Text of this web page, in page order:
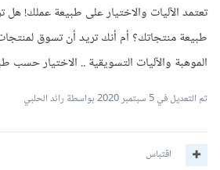
تعتمد الآليات والاختيار على طبيعة عملك!
طبيعة منتجاتك؟ أم أنك تريد أن تسوق
الموهبة والآليات التسويقية .. الاختيار حسب
تم التعديل في5 سبتمبر 2020 بواسطة رائد الحلبي
اقتباس